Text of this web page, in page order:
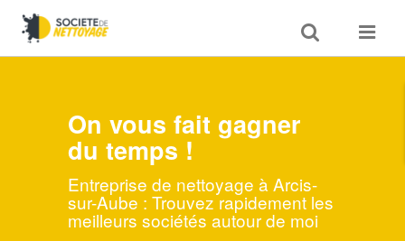
Toggle
search
Toggle
On vous fait gagner
du temps !
Entreprise de nettoyage à Arcis-
sur-Aube : Trouvez rapidement les
meilleurs sociétés autour de moi